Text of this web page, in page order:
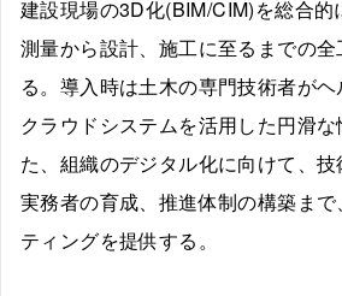
建設現場の3D化(BIM/CIM)を総合
測量から設計、施工に至るまでの
る。導入時は土木の専門技術者がヘ
クラウドシステムを活用した円滑
た、組織のデジタル化に向けて、技
実務者の育成、推進体制の構築ま
ティングを提供する。